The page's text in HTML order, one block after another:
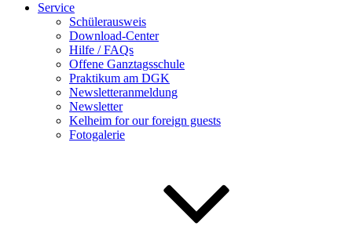
Service
Schülerausweis
Download-Center
Hilfe / FAQs
Offene Ganztagsschule
Praktikum am DGK
Newsletteranmeldung
Newsletter
Kelheim for our foreign guests
Fotogalerie